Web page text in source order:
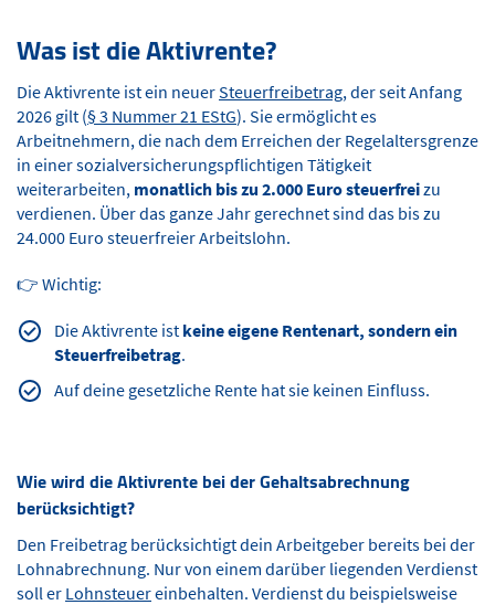
Was ist die Aktivrente?
Die Aktivrente ist ein neuerSteuerfreibetrag, der seit Anfang
2026 gilt (§ 3 Nummer 21 EStG). Sie ermöglicht es
Arbeitnehmern, die nach dem Erreichen der Regelaltersgrenze
in einer sozialversicherungspflichtigen Tätigkeit
weiterarbeiten, monatlich bis zu 2.000 Euro steuerfreizu
verdienen. Über das ganze Jahr gerechnet sind das bis zu
24.000 Euro steuerfreier Arbeitslohn.
👉 Wichtig:
Die Aktivrente ist keine eigene Rentenart, sondern ein
Steuerfreibetrag.
Auf deine gesetzliche Rente hat sie keinen Einfluss.
Wie wird die Aktivrente bei der Gehaltsabrechnung
berücksichtigt?
Den Freibetrag berücksichtigt dein Arbeitgeber bereits bei der
Lohnabrechnung. Nur von einem darüber liegenden Verdienst
soll er Lohnsteuereinbehalten. Verdienst du beispielsweise